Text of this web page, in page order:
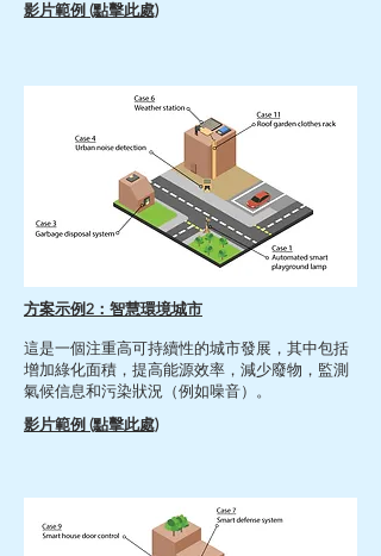
影片範例 (點擊此處)
方案示例2：智慧環境城市
這是一個注重高可持續性的城市發展，其中包括
增加綠化面積，提高能源效率，減少廢物，監測
氣候信息和污染狀況（例如噪音）。
影片範例 (點擊此處)